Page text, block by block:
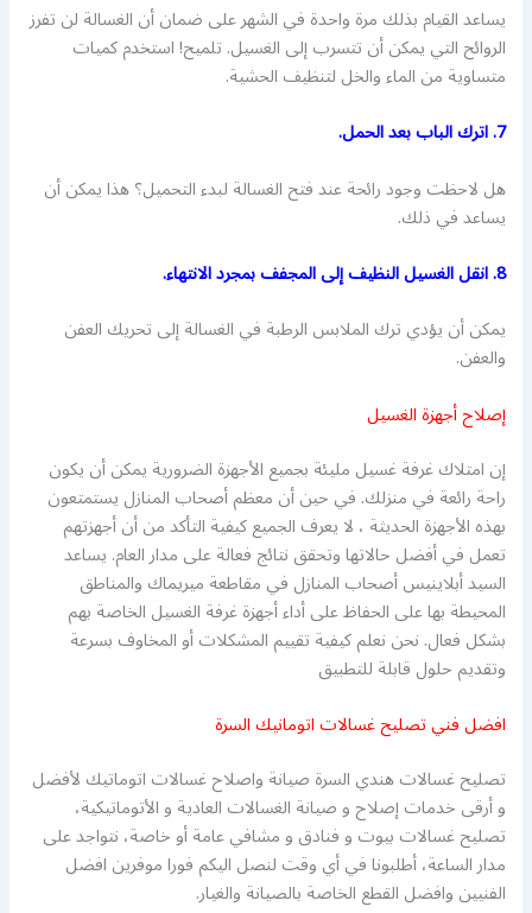
يساعد القيام بذلك مرة واحدة في الشهر على ضمان أن الغسالة لن تفرز
الروائح التي يمكن أن تتسرب إلى الغسيل. تلميح! استخدم كميات
متساوية من الماء والخل لتنظيف الحشية.
7. اترك الباب بعد الحمل.
هل لاحظت وجود رائحة عند فتح الغسالة لبدء التحميل؟ هذا يمكن أن
يساعد في ذلك.
8. انقل الغسيل النظيف إلى المجفف بمجرد الانتهاء.
يمكن أن يؤدي ترك الملابس الرطبة في الغسالة إلى تحريك العفن
والعفن.
إصلاح أجهزة الغسيل
إن امتلاك غرفة غسيل مليئة بجميع الأجهزة الضرورية يمكن أن يكون
راحة رائعة في منزلك. في حين أن معظم أصحاب المنازل يستمتعون
بهذه الأجهزة الحديثة ، لا يعرف الجميع كيفية التأكد من أن أجهزتهم
تعمل في أفضل حالاتها وتحقق نتائج فعالة على مدار العام. يساعد
السيد أبلاينيس أصحاب المنازل في مقاطعة ميريماك والمناطق
المحيطة بها على الحفاظ على أداء أجهزة غرفة الغسيل الخاصة بهم
بشكل فعال. نحن نعلم كيفية تقييم المشكلات أو المخاوف بسرعة
وتقديم حلول قابلة للتطبيق
افضل فني تصليح غسالات اتومانيك السرة
تصليح غسالات هندي السرة صيانة واصلاح غسالات اتوماتيك لأفضل
و أرقى خدمات إصلاح و صيانة الغسالات العادية و الأتوماتيكية،
تصليح غسالات بيوت و فنادق و مشافي عامة أو خاصة، نتواجد على
مدار الساعة، أطلبونا في أي وقت لنصل اليكم فورا موفرين افضل
الفنيين وافضل القطع الخاصة بالصيانة والغيار.